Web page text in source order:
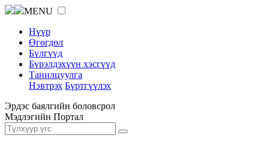
MENU
Нүүр
Өгөгдөл
Бүлгүүд
Бүрэлдэхүүн хэсгүүд
Танилцуулга
Нэвтрэх Бүртгүүлэх
Эрдэс баялгийн боловсрол
Мэдлэгийн Портал